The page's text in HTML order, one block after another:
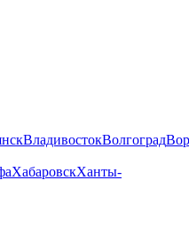
ВладивостокВолгоград
ХабаровскХанты-